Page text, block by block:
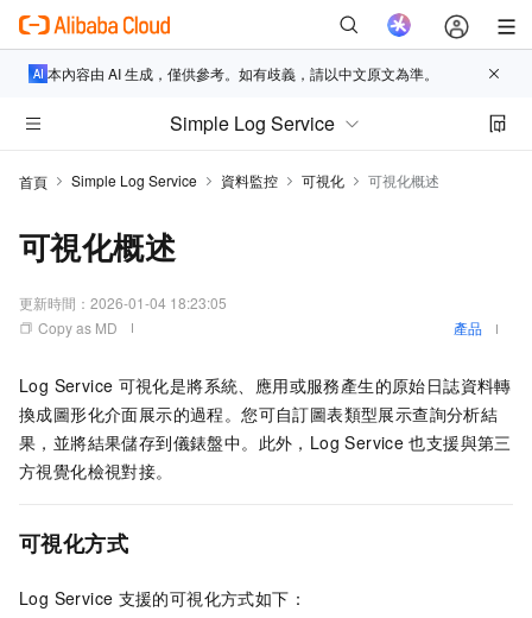
本內容由 AI 生成，僅供參考。如有歧義，請以中文原文為準。
Simple Log Service
首頁 Simple Log Service 資料監控 可視化 可視化概述
可視化概述
更新時間： 2026-01-04 18:23:05
Copy as MD
產品
Log Service 可視化是將系統、應用或服務產生的原始日誌資料轉
換成圖形化介面展示的過程。您可自訂圖表類型展示查詢分析結
果，並將結果儲存到儀錶盤中。此外，Log Service 也支援與第三
方視覺化檢視對接。
可視化方式
Log Service 支援的可視化方式如下：